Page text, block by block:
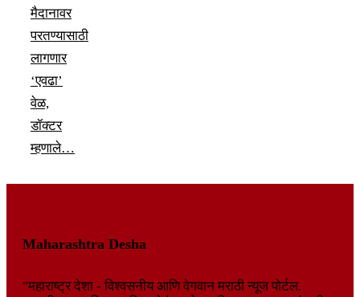
मैदानावर
परतण्यासाठी
लागणार
‘एवढा’
वेळ,
डॉक्टर
म्हणाले…
Maharashtra Desha
"महाराष्ट्र देशा - विश्वसनीय आणि वेगवान मराठी न्यूज पोर्टल.